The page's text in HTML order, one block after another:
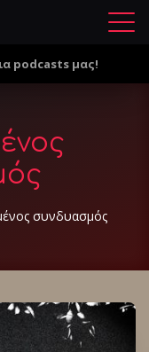
Μ
ο
podcasts μας!
συνδυασμός